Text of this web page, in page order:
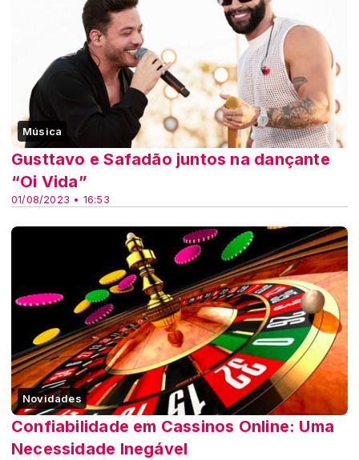
Música
01/08/2023 • 16:53
Gusttavo e Safadão juntos na dançante
“Oi Vida”
Novidades
Confiabilidade em Cassinos Online: Uma
Necessidade Inegável